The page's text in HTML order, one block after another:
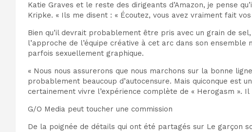
Katie Graves et le reste des dirigeants d’Amazon, je pense
Kripke. « Ils me disent : « Écoutez, vous avez vraiment fait
Bien qu’il devrait probablement être pris avec un grain de
l’approche de l’équipe créative à cet arc dans son ensemble
parfois sexuellement graphique.
« Nous nous assurerons que nous marchons sur la bonne
probablement beaucoup d’autocensure. Mais quiconque est
certainement vivre l’expérience complète de « Herogasm ».
G/O Media peut toucher une commission
De la poignée de détails qui ont été partagés sur Le garçon